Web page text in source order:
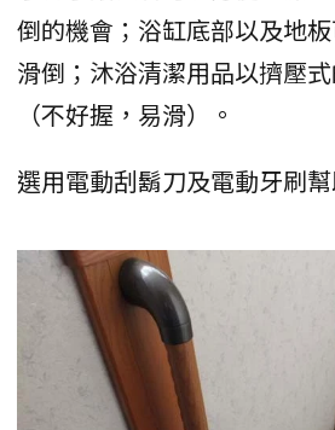
倒的機會；浴缸底部以及地
滑倒；沐浴清潔用品以擠壓
（不好握，易滑）。
選用電動刮鬍刀及電動牙刷